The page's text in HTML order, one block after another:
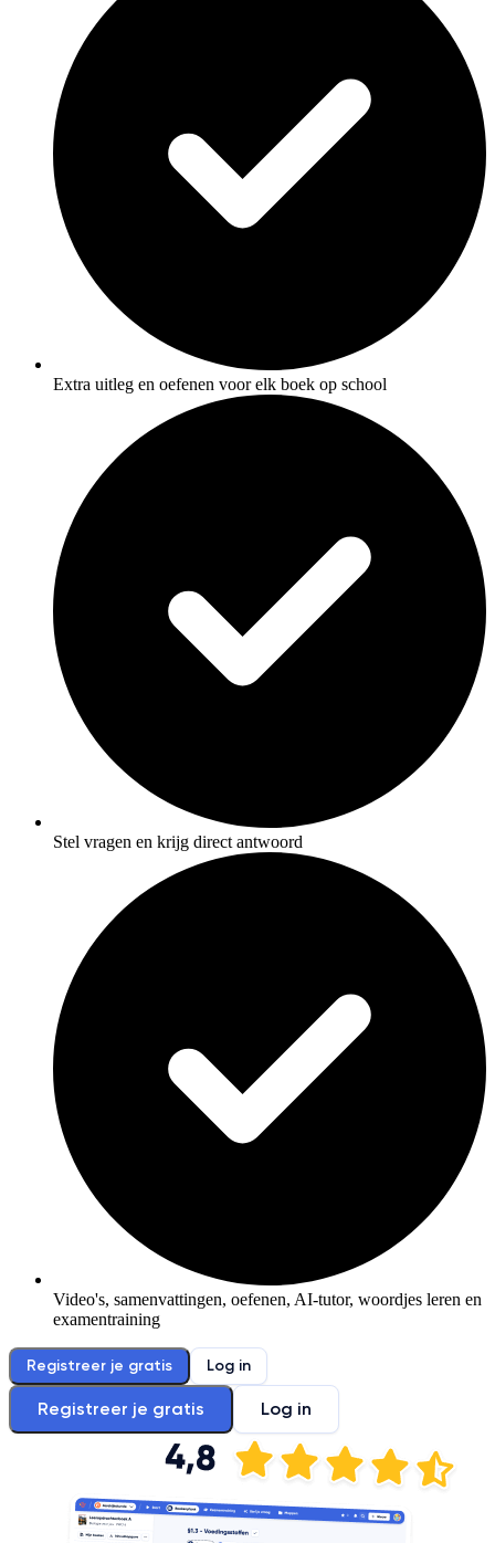
Extra uitleg en oefenen voor elk boek op school
Stel vragen en krijg direct antwoord
Video's, samenvattingen, oefenen, AI-tutor, woordjes leren en
examentraining
Registreer je gratis Log in
Registreer je gratis Log in